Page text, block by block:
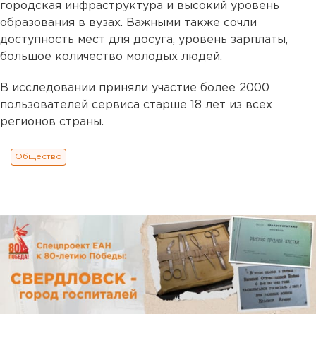
городская инфраструктура и высокий уровень
образования в вузах. Важными также сочли
доступность мест для досуга, уровень зарплаты,
большое количество молодых людей.
В исследовании приняли участие более 2000
пользователей сервиса старше 18 лет из всех
регионов страны.
Общество